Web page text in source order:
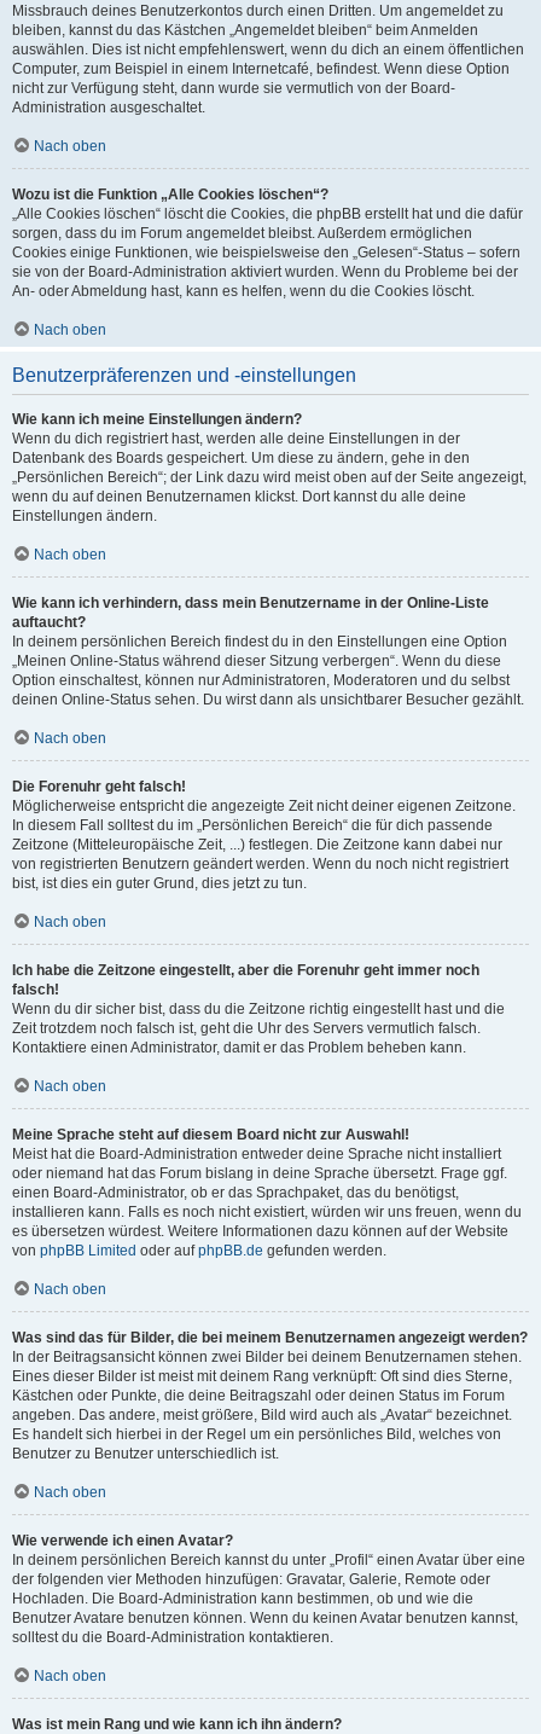
Missbrauch deines Benutzerkontos durch einen Dritten. Um angemeldet zu
bleiben, kannst du das Kästchen „Angemeldet bleiben“ beim Anmelden
auswählen. Dies ist nicht empfehlenswert, wenn du dich an einem öffentlichen
Computer, zum Beispiel in einem Internetcafé, befindest. Wenn diese Option
nicht zur Verfügung steht, dann wurde sie vermutlich von der Board-
Administration ausgeschaltet.
Nach oben
Wozu ist die Funktion „Alle Cookies löschen“?
„Alle Cookies löschen“ löscht die Cookies, die phpBB erstellt hat und die dafür
sorgen, dass du im Forum angemeldet bleibst. Außerdem ermöglichen
Cookies einige Funktionen, wie beispielsweise den „Gelesen“-Status – sofern
sie von der Board-Administration aktiviert wurden. Wenn du Probleme bei der
An- oder Abmeldung hast, kann es helfen, wenn du die Cookies löscht.
Nach oben
Benutzerpräferenzen und -einstellungen
Wie kann ich meine Einstellungen ändern?
Wenn du dich registriert hast, werden alle deine Einstellungen in der
Datenbank des Boards gespeichert. Um diese zu ändern, gehe in den
„Persönlichen Bereich“; der Link dazu wird meist oben auf der Seite angezeigt,
wenn du auf deinen Benutzernamen klickst. Dort kannst du alle deine
Einstellungen ändern.
Nach oben
Wie kann ich verhindern, dass mein Benutzername in der Online-Liste
auftaucht?
In deinem persönlichen Bereich findest du in den Einstellungen eine Option
„Meinen Online-Status während dieser Sitzung verbergen“. Wenn du diese
Option einschaltest, können nur Administratoren, Moderatoren und du selbst
deinen Online-Status sehen. Du wirst dann als unsichtbarer Besucher gezählt.
Nach oben
Die Forenuhr geht falsch!
Möglicherweise entspricht die angezeigte Zeit nicht deiner eigenen Zeitzone.
In diesem Fall solltest du im „Persönlichen Bereich“ die für dich passende
Zeitzone (Mitteleuropäische Zeit, ...) festlegen. Die Zeitzone kann dabei nur
von registrierten Benutzern geändert werden. Wenn du noch nicht registriert
bist, ist dies ein guter Grund, dies jetzt zu tun.
Nach oben
Ich habe die Zeitzone eingestellt, aber die Forenuhr geht immer noch
falsch!
Wenn du dir sicher bist, dass du die Zeitzone richtig eingestellt hast und die
Zeit trotzdem noch falsch ist, geht die Uhr des Servers vermutlich falsch.
Kontaktiere einen Administrator, damit er das Problem beheben kann.
Nach oben
Meine Sprache steht auf diesem Board nicht zur Auswahl!
Meist hat die Board-Administration entweder deine Sprache nicht installiert
oder niemand hat das Forum bislang in deine Sprache übersetzt. Frage ggf.
einen Board-Administrator, ob er das Sprachpaket, das du benötigst,
installieren kann. Falls es noch nicht existiert, würden wir uns freuen, wenn du
es übersetzen würdest. Weitere Informationen dazu können auf der Website
von phpBB Limited oder aufphpBB.de gefunden werden.
Nach oben
Was sind das für Bilder, die bei meinem Benutzernamen angezeigt werden?
In der Beitragsansicht können zwei Bilder bei deinem Benutzernamen stehen.
Eines dieser Bilder ist meist mit deinem Rang verknüpft: Oft sind dies Sterne,
Kästchen oder Punkte, die deine Beitragszahl oder deinen Status im Forum
angeben. Das andere, meist größere, Bild wird auch als „Avatar“ bezeichnet.
Es handelt sich hierbei in der Regel um ein persönliches Bild, welches von
Benutzer zu Benutzer unterschiedlich ist.
Nach oben
Wie verwende ich einen Avatar?
In deinem persönlichen Bereich kannst du unter „Profil“ einen Avatar über eine
der folgenden vier Methoden hinzufügen: Gravatar, Galerie, Remote oder
Hochladen. Die Board-Administration kann bestimmen, ob und wie die
Benutzer Avatare benutzen können. Wenn du keinen Avatar benutzen kannst,
solltest du die Board-Administration kontaktieren.
Nach oben
Was ist mein Rang und wie kann ich ihn ändern?